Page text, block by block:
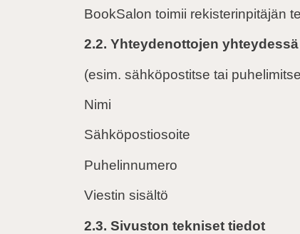
BookSalon toimii rekisterinpitäjän
2.2. Yhteydenottojen yhteydessä
(esim. sähköpostitse tai
Nimi
Sähköpostiosoite
Puhelinnumero
Viestin sisältö
2.3. Sivuston tekniset tiedot